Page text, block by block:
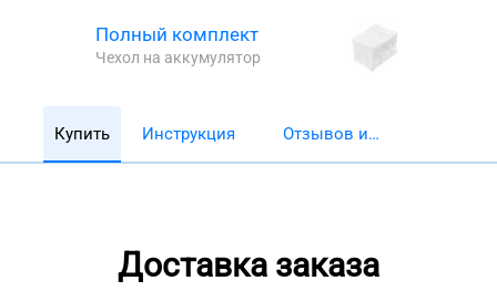
Полный комплект
Чехол на аккумулятор
Купить Инструкция
Отзывов и
Доставка заказа